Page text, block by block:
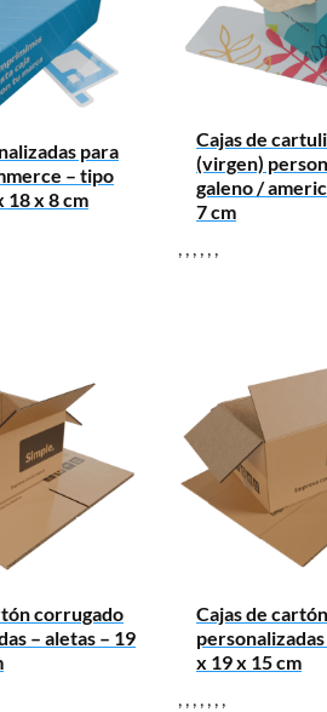
para
– tipo
18 x 8 cm
Cajas de
(virgen)
galeno /
7 cm
, , , , , ,
corrugado
– aletas – 19
Cajas de
x 19 x 15 cm
, , , , , , ,